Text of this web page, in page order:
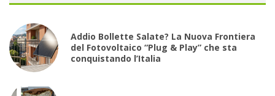
Addio Bollette Salate? La Nuova Frontiera
del Fotovoltaico “Plug & Play” che sta
conquistando l’Italia